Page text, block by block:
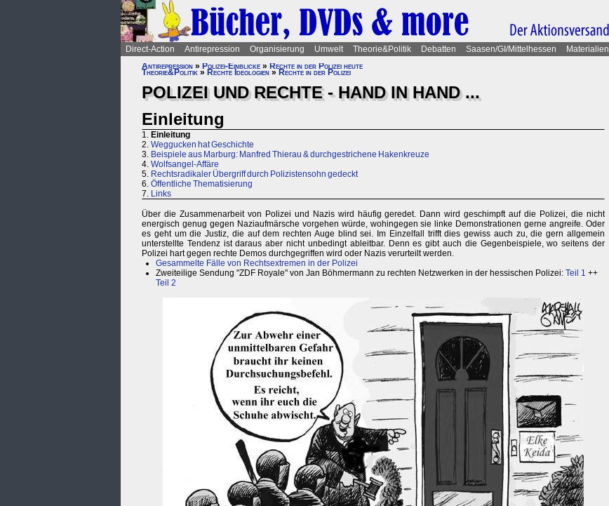
Direct-Action Antirepression Organisierung Umwelt Theorie&Politik Debatten Saasen/GI/Mittelhessen Materialien
Antirepression » Polizei-Einblicke » Rechte in der Polizei heute
Theorie&Politik » Rechte Ideologien » Rechte in der Polizei
POLIZEI UND RECHTE - HAND IN HAND ...
Einleitung
1. Einleitung
2. Weggucken hat Geschichte
3. Beispiele aus Marburg: Manfred Thierau & durchgestrichene Hakenkreuze
4. Wolfsangel-Affäre
5. Rechtsradikaler Übergriff durch Polizistensohn gedeckt
6. Öffentliche Thematisierung
7. Links
Über die Zusammenarbeit von Polizei und Nazis wird häufig geredet. Dann wird geschimpft auf die Polizei, die nicht
energisch genug gegen Naziaufmärsche vorgehen würde, wohingegen sie linke Demonstrationen gerne angreife. Oder
es geht um die Justiz, die auf dem rechten Auge blind sei. Im Einzelfall trifft dies gewiss auch zu, die gern allgemein
unterstellte Tendenz ist daraus aber nicht unbedingt ableitbar. Denn es gibt auch die Gegenbeispiele, wo seitens der
Polizei hart gegen rechte Demos durchgegriffen wird oder Nazis verurteilt werden.
Gesammelte Fälle von Rechtsextremen in der Polizei
Zweiteilige Sendung "ZDF Royale" von Jan Böhmermann zu rechten Netzwerken in der hessischen Polizei: Teil 1 ++
Teil 2